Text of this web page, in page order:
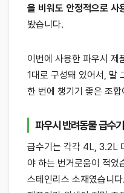
을 비워도 안정적으로 사
봤습니다.
이번에 사용한 파우시 제
1대로 구성돼 있어서, 말
한 번에 챙기기 좋은 조합
파우시 반려동물 급수
급수기는 각각 4L, 3.2L
야 하는 번거로움이 적었
스테인리스 소재였습니